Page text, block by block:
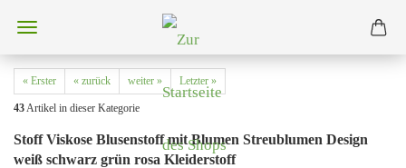
« Erster « zurück weiter » Letzter »
43Artikel in dieser Kategorie
Stoff Viskose Blusenstoff mit Blumen Streublumen Design
weiß schwarz grün rosa Kleiderstoff